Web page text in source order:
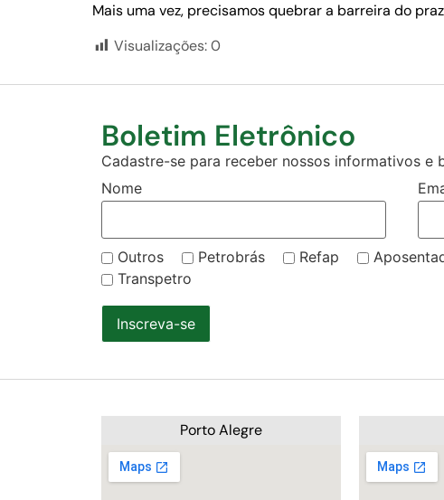
Mais uma vez, precisamos quebrar a barreira do
Visualizações:0
Boletim Eletrônico
Cadastre-se para receber nossos informativos e
Nome
Outros Petrobrás Refap
Transpetro
Inscreva-se
Porto Alegre